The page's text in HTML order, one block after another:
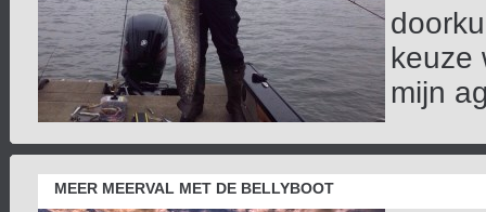
keuze
mijn
MEER MEERVAL MET DE BELLYBOOT